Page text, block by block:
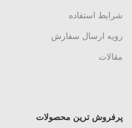
شرایط استفاده
رویه ارسال سفارش
مقالات
پرفروش ترین محصولات